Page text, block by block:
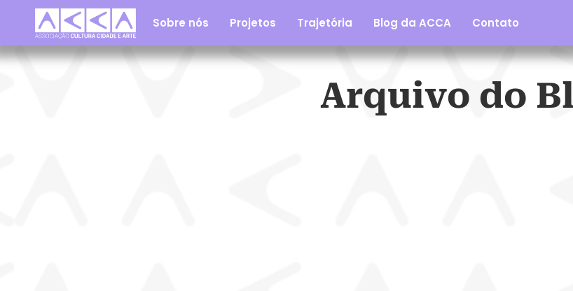
Sobre nós Projetos Trajetória Blog da ACCA Contato
Arquivo do